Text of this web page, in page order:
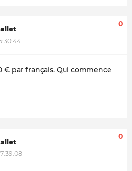
0
€ par français. Qui commence
0